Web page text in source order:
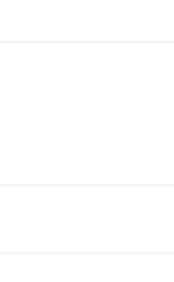
Labrador